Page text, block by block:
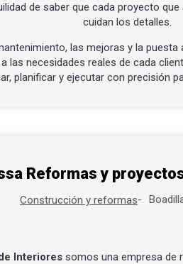
de saber que cada proyecto
cuidan los detalles.
las mejoras y la
las necesidades reales de cada
planificar y ejecutar con precisión
Reformas y
Construcción y reformas
Interioressomos una empresa de